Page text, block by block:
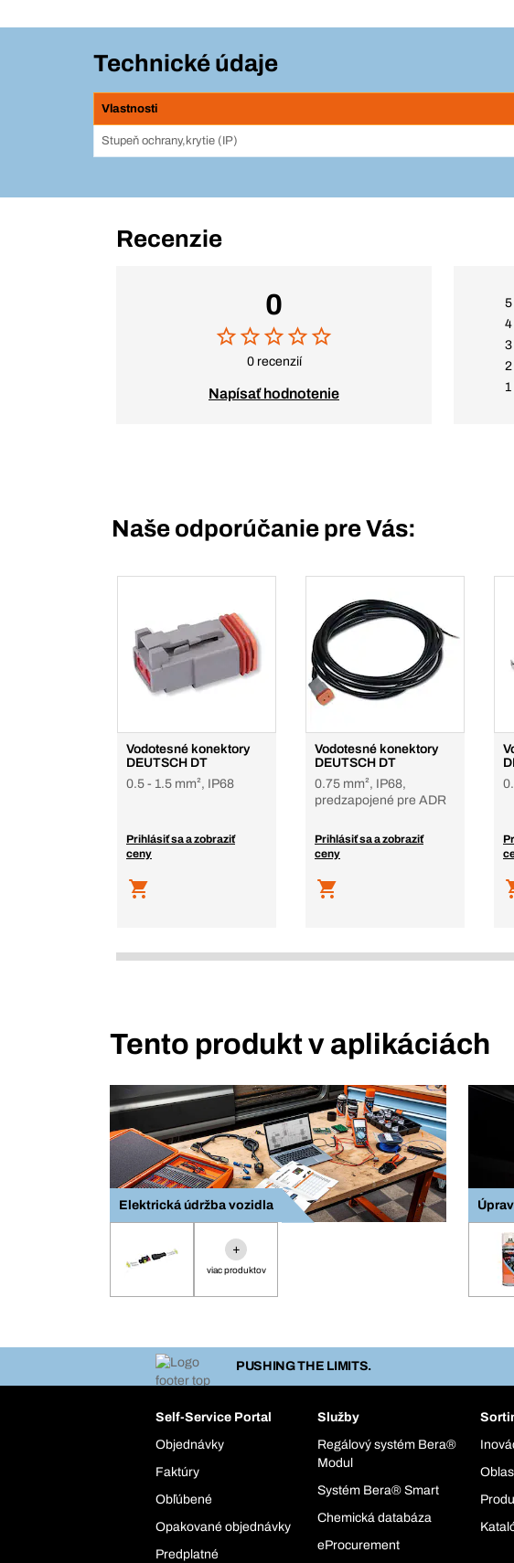
Technické údaje
Vlastnosti
Stupeň ochrany,krytie (IP)
Recenzie
0
0 recenzií
Napísať hodnotenie
5
4
3
2
Naše odporúčanie pre Vás:
Vodotesné konektory
DEUTSCH DT
0.5 - 1.5 mm², IP68
Prihlásiť sa a zobraziť
ceny
Vodotesné konektory
DEUTSCH DT
0.75 mm², IP68,
predzapojené pre ADR
Prihlásiť sa a zobraziť
ceny
Tento produkt v aplikáciách
Elektrická údržba vozidla
+
viac produktov
PUSHING THE LIMITS.
Self-Service Portal
Objednávky
Faktúry
Obľúbené
Opakované objednávky
Predplatné
Služby
Regálový systém Bera®
Modul
Systém Bera® Smart
Chemická databáza
eProcurement